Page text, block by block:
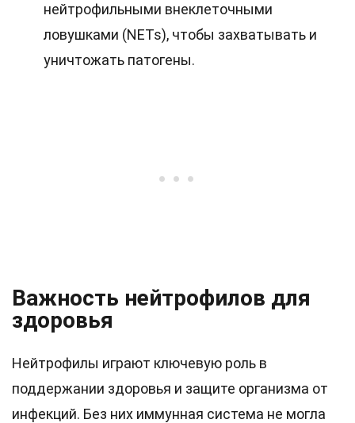
нейтрофильными внеклеточными
ловушками (NETs), чтобы захватывать и
уничтожать патогены.
Важность нейтрофилов для
здоровья
Нейтрофилы играют ключевую роль в
поддержании здоровья и защите организма от
инфекций. Без них иммунная система не могла